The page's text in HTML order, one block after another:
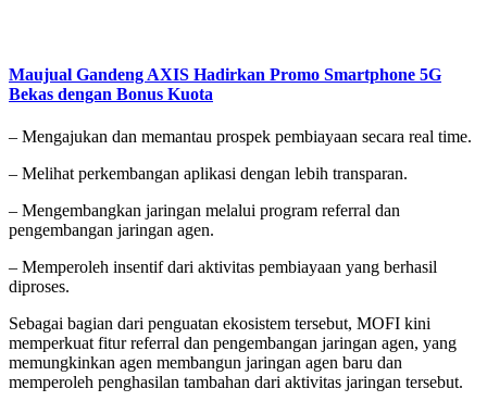
Maujual Gandeng AXIS Hadirkan Promo Smartphone 5G
Bekas dengan Bonus Kuota
– Mengajukan dan memantau prospek pembiayaan secara real time.
– Melihat perkembangan aplikasi dengan lebih transparan.
– Mengembangkan jaringan melalui program referral dan
pengembangan jaringan agen.
– Memperoleh insentif dari aktivitas pembiayaan yang berhasil
diproses.
Sebagai bagian dari penguatan ekosistem tersebut, MOFI kini
memperkuat fitur referral dan pengembangan jaringan agen, yang
memungkinkan agen membangun jaringan agen baru dan
memperoleh penghasilan tambahan dari aktivitas jaringan tersebut.